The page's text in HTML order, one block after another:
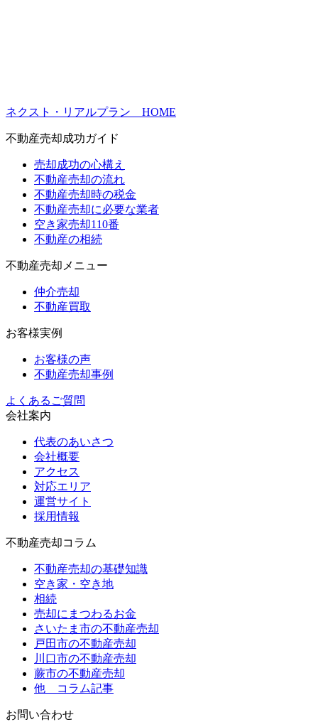
ネクスト・リアルプラン HOME
不動産売却成功ガイド
売却成功の心構え
不動産売却の流れ
不動産売却時の税金
不動産売却に必要な業者
空き家売却110番
不動産の相続
不動産売却メニュー
仲介売却
不動産買取
お客様実例
お客様の声
不動産売却事例
よくあるご質問
会社案内
代表のあいさつ
会社概要
アクセス
対応エリア
運営サイト
採用情報
不動産売却コラム
不動産売却の基礎知識
空き家・空き地
相続
売却にまつわるお金
さいたま市の不動産売却
戸田市の不動産売却
川口市の不動産売却
蕨市の不動産売却
他 コラム記事
お問い合わせ